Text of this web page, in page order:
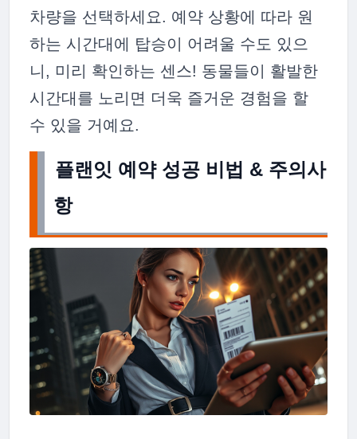
차량을 선택하세요. 예약 상황에 따라 원
하는 시간대에 탑승이 어려울 수도 있으
니, 미리 확인하는 센스! 동물들이 활발한
시간대를 노리면 더욱 즐거운 경험을 할
수 있을 거예요.
플랜잇 예약 성공 비법 & 주의사
항